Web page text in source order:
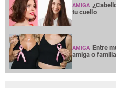
AMIGA
tu cuello
AMIGA Entre
amiga o